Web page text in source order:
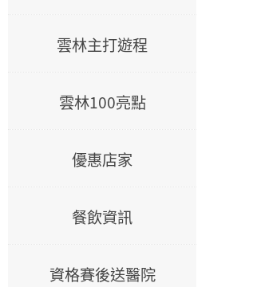
雲林主打遊程
雲林100亮點
優惠店家
餐飲資訊
資格賽後送醫院